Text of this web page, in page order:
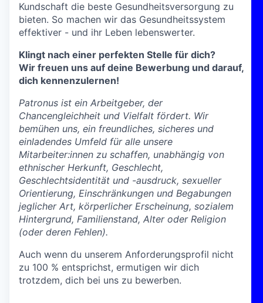
Kundschaft die beste Gesundheitsversorgung zu
bieten. So machen wir das Gesundheitssystem
effektiver - und ihr Leben lebenswerter.
Klingt nach einer perfekten Stelle für dich?
Wir freuen uns auf deine Bewerbung und darauf,
dich kennenzulernen!
Patronus ist ein Arbeitgeber, der
Chancengleichheit und Vielfalt fördert. Wir
bemühen uns, ein freundliches, sicheres und
einladendes Umfeld für alle unsere
Mitarbeiter:innen zu schaffen, unabhängig von
ethnischer Herkunft, Geschlecht,
Geschlechtsidentität und -ausdruck, sexueller
Orientierung, Einschränkungen und Begabungen
jeglicher Art, körperlicher Erscheinung, sozialem
Hintergrund, Familienstand, Alter oder Religion
(oder deren Fehlen).
Auch wenn du unserem Anforderungsprofil nicht
zu 100 % entsprichst, ermutigen wir dich
trotzdem, dich bei uns zu bewerben.